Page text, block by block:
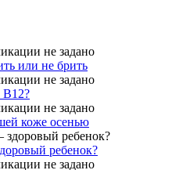
или не брить
В12?
коже осенью
ребенок?